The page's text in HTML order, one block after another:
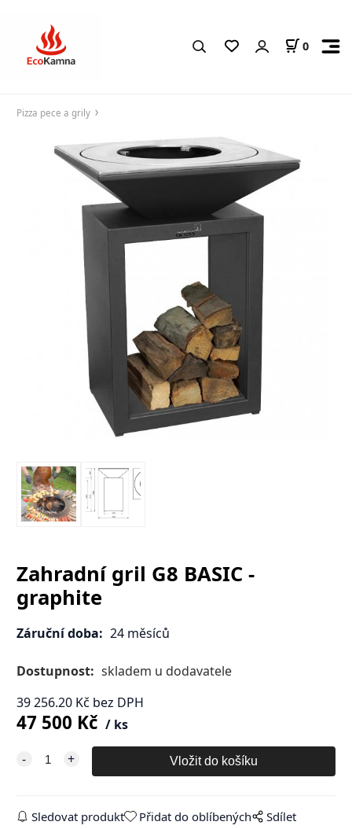
0
Pizza pece a grily
Zahradní gril G8 BASIC -
graphite
Záruční doba: 24 měsíců
Dostupnost: skladem u dodavatele
39 256.20Kč bez DPH
47 500 Kč ks
Sledovat produkt Přidat do oblíbených Sdílet